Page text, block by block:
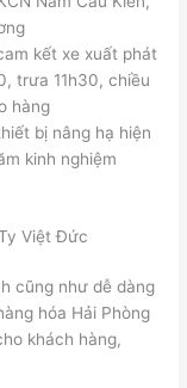
kết xe xuất phát
trưa 11h30, chiều
hàng
bị nâng hạ hiện
kinh nghiệm
Việt Đức
cũng như dễ dàng
hóa Hải Phòng
khách hàng,